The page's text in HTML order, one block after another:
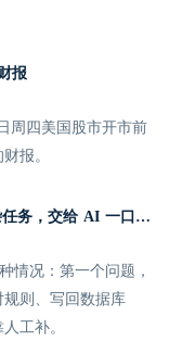
报
周四美国股市开市前
报。
极光旗下 GPTBots.ai 上新 LoopAgent：复杂任务，交给 AI 一口气跑完
情况：第一个问题，
则、写回数据库
工补。